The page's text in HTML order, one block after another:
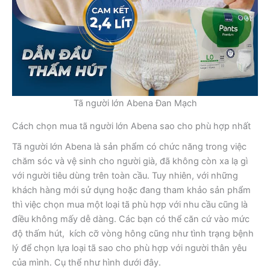
Tã người lớn Abena Đan Mạch
Cách chọn mua tã người lớn Abena sao cho phù hợp nhất
Tã người lớn Abena là sản phẩm có chức năng trong việc
chăm sóc và vệ sinh cho người già, đã không còn xa lạ gì
với người tiêu dùng trên toàn cầu. Tuy nhiên, với những
khách hàng mới sử dụng hoặc đang tham khảo sản phẩm
thì việc chọn mua một loại tã phù hợp với nhu cầu cũng là
điều không mấy dễ dàng. Các bạn có thể căn cứ vào mức
độ thấm hút, kích cỡ vòng hông cũng như tình trạng bệnh
lý để chọn lựa loại tã sao cho phù hợp với người thân yêu
của mình. Cụ thể như hình dưới đây.